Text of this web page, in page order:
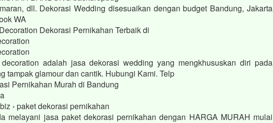
dll. Dekorasi Wedding disesuaikan dengan budget Bandung, Jakarta
WA
Dekorasi Pernikahan Terbaik di
adalah jasa dekorasi wedding yang mengkhususkan diri pada
tampak glamour dan cantik. Hubungi Kami. Telp
Pernikahan Murah di Bandung
› paket dekorasi pernikahan
melayani jasa paket dekorasi pernikahan dengan HARGA MURAH mulai